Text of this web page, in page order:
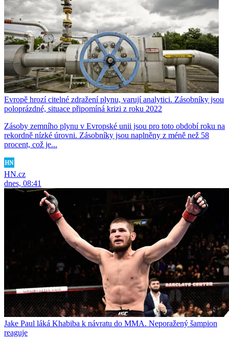
Evropě hrozí citelné zdražení plynu, varují analytici. Zásobníky jsou
poloprázdné, situace připomíná krizi z roku 2022
Zásoby zemního plynu v Evropské unii jsou pro toto období roku na
rekordně nízké úrovni. Zásobníky jsou naplněny z méně než 58
procent, což je...
HN.cz
dnes, 08:41
Jake Paul láká Khabiba k návratu do MMA. Neporažený šampion
reaguje